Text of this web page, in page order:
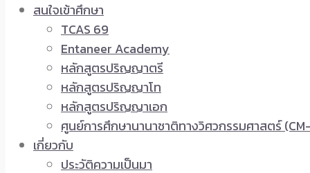
สนใจเข้าศึกษา
TCAS 69
Entaneer Academy
หลักสูตรปริญญาตรี
หลักสูตรปริญญาโท
หลักสูตรปริญญาเอก
ศูนย์การศึกษานานาชาติทางวิศวกรรมศาสตร์
เกี่ยวกับ
ประวัติความเป็นมา